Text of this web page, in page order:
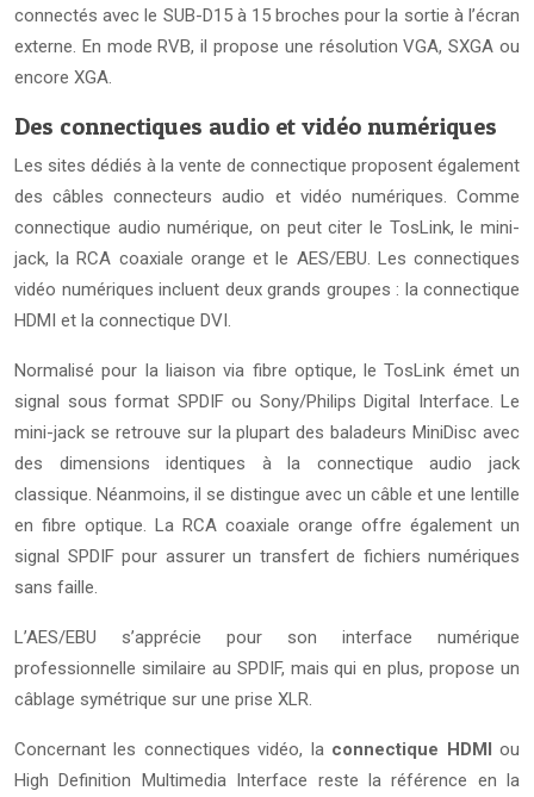
connectés avec le SUB-D15 à 15 broches pour la sortie à l’écran
externe. En mode RVB, il propose une résolution VGA, SXGA ou
encore XGA.
Des connectiques audio et vidéo numériques
Les sites dédiés à la vente de connectique proposent également
des câbles connecteurs audio et vidéo numériques. Comme
connectique audio numérique, on peut citer le TosLink, le mini-
jack, la RCA coaxiale orange et le AES/EBU. Les connectiques
vidéo numériques incluent deux grands groupes : la connectique
HDMI et la connectique DVI.
Normalisé pour la liaison via fibre optique, le TosLink émet un
signal sous format SPDIF ou Sony/Philips Digital Interface. Le
mini-jack se retrouve sur la plupart des baladeurs MiniDisc avec
des dimensions identiques à la connectique audio jack
classique. Néanmoins, il se distingue avec un câble et une lentille
en fibre optique. La RCA coaxiale orange offre également un
signal SPDIF pour assurer un transfert de fichiers numériques
sans faille.
L’AES/EBU s’apprécie pour son interface numérique
professionnelle similaire au SPDIF, mais qui en plus, propose un
câblage symétrique sur une prise XLR.
Concernant les connectiques vidéo, la connectique HDMI ou
High Definition Multimedia Interface reste la référence en la